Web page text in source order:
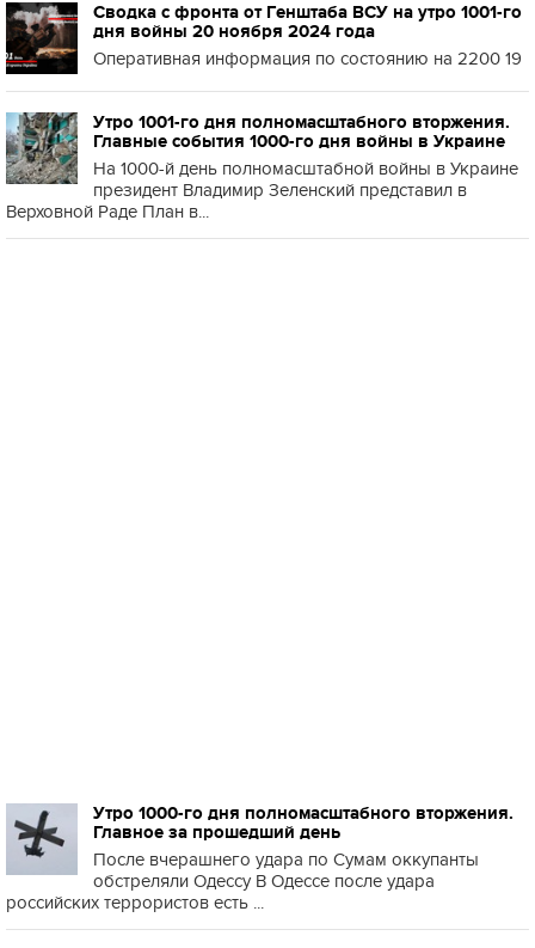
Сводка с фронта от Генштаба ВСУ на утро 1001-го
дня войны 20 ноября 2024 года
Оперативная информация по состоянию на 2200 19
Утро 1001-го дня полномасштабного вторжения.
Главные события 1000-го дня войны в Украине
На 1000-й день полномасштабной войны в Украине
президент Владимир Зеленский представил в
Верховной Раде План в...
Утро 1000-го дня полномасштабного вторжения.
Главное за прошедший день
После вчерашнего удара по Сумам оккупанты
обстреляли Одессу В Одессе после удара
российских террористов есть ...